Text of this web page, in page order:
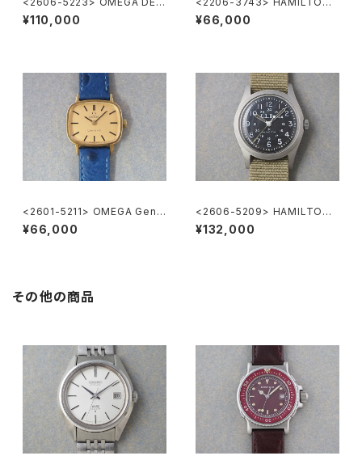
ILLE
¥110,000
Khaki
¥66,000
<2601-5211> OMEGA Gene
ve
¥66,000
<2606-5209> HAMILTON
Khaki "L.L.Bean"
¥132,000
その他の商品